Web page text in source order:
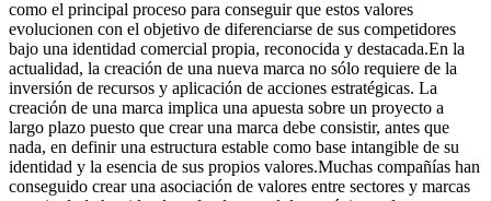
como el principal proceso para conseguir que estos valores
evolucionen con el objetivo de diferenciarse de sus competidores
bajo una identidad comercial propia, reconocida y destacada.En la
actualidad, la creación de una nueva marca no sólo requiere de la
inversión de recursos y aplicación de acciones estratégicas. La
creación de una marca implica una apuesta sobre un proyecto a
largo plazo puesto que crear una marca debe consistir, antes que
nada, en definir una estructura estable como base intangible de su
identidad y la esencia de sus propios valores.Muchas compañías han
conseguido crear una asociación de valores entre sectores y marcas